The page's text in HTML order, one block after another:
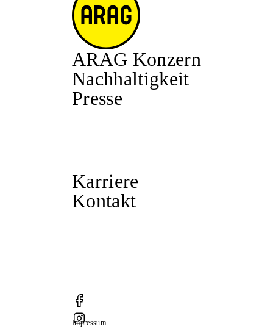
ARAG Konzern
Nachhaltigkeit
Presse
Karriere
Kontakt
Impressum